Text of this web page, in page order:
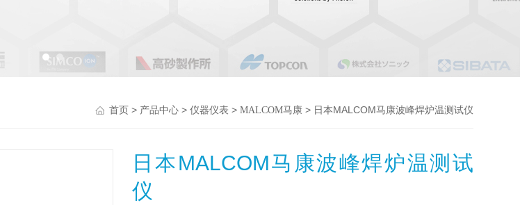
首页> 产品中心> 仪器仪表 > MALCOM马康> 日本MALCOM马康波峰焊炉温测试仪
日本MALCOM马康波峰焊炉温测试
仪